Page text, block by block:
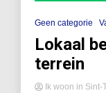
Geen categorie
Lokaal
terrein
Ik woon in Sint-